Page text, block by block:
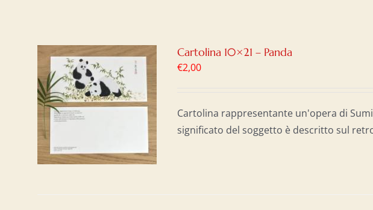
Cartolina 10×21 – Panda
€2,00
Cartolina rappresentante un'opera di
significato del soggetto è descritto sul